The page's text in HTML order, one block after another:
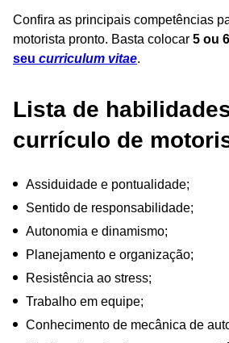
Confira as principais competências
motorista pronto. Basta colocar 5 ou 6
seu curriculum vitae.
Lista de
currículo de
Assiduidade e pontualidade;
Sentido de responsabilidade;
Autonomia e dinamismo;
Planejamento e organização;
Resistência ao stress;
Trabalho em equipe;
Conhecimento de mecânica de